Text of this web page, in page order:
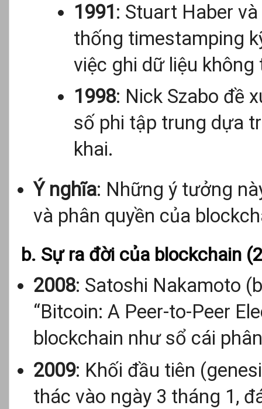
1991 : Stuart Haber
thống timestamping
việc ghi dữ liệu
1998: Nick Szabo đề
số phi tập trung dựa
khai.
Ý nghĩa: Những ý tưởng
và phân quyền của
b. Sự ra đời của blockchain
2008: Satoshi Nakamoto
“Bitcoin: A Peer-to-Peer
blockchain như sổ cái
2009: Khối đầu tiên
thác vào ngày 3 tháng 1,